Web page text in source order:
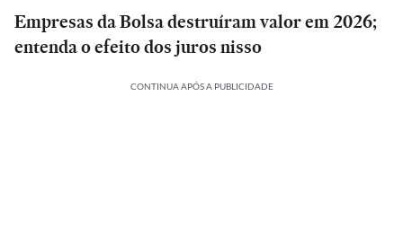
Empresas da Bolsa destruíram valor em 2026;
entenda o efeito dos juros nisso
CONTINUA APÓS A PUBLICIDADE